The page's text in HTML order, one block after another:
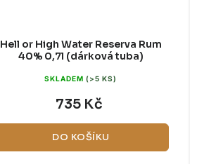
Hell or High Water Reserva Rum
40% 0,7l (dárková tuba)
SKLADEM(>5 KS)
735 Kč
DO KOŠÍKU